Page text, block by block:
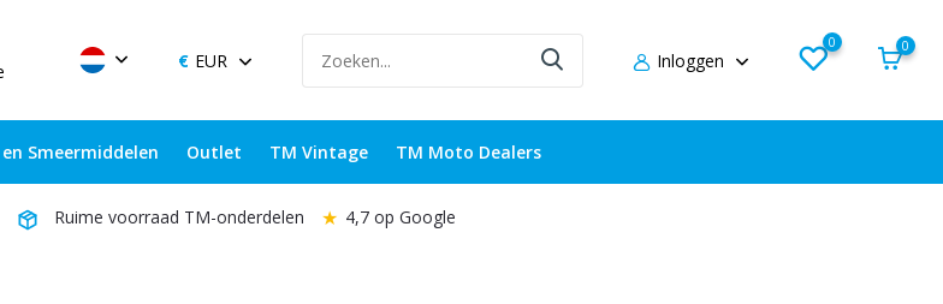
EUR Inloggen
0 0
Smeermiddelen Outlet TM Vintage TM Moto Dealers
Ruime voorraad TM-onderdelen ★ 4,7 op Google